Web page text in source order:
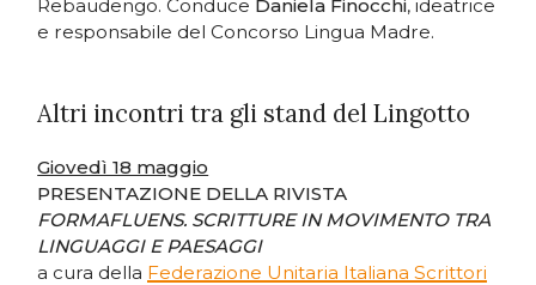
Rebaudengo. Conduce Daniela Finocchi, ideatrice
e responsabile del Concorso Lingua Madre.
Altri incontri tra gli stand del Lingotto
Giovedì 18 maggio
PRESENTAZIONE DELLA RIVISTA
FORMAFLUENS. SCRITTURE IN MOVIMENTO TRA
LINGUAGGI E PAESAGGI
a cura della Federazione Unitaria Italiana Scrittori